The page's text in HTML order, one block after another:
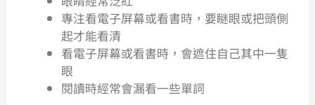
專注看電子屏幕或看書時，要瞇眼或把頭側
起才能看清
看電子屏幕或看書時，會遮住自己其中一隻
眼
閱讀時經常會漏看一些單詞